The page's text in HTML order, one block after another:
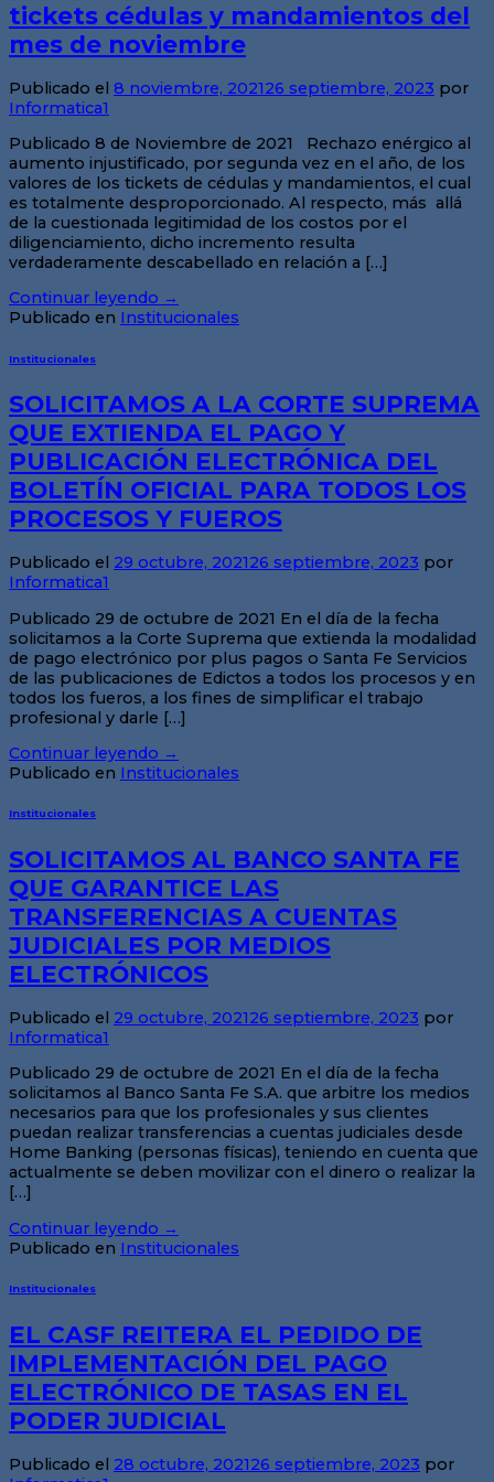
tickets cédulas y mandamientos del
mes de noviembre
Publicado el 8 noviembre, 202126 septiembre, 2023 por
Informatica1
Publicado 8 de Noviembre de 2021 Rechazo enérgico al
aumento injustificado, por segunda vez en el año, de los
valores de los tickets de cédulas y mandamientos, el cual
es totalmente desproporcionado. Al respecto, más allá
de la cuestionada legitimidad de los costos por el
diligenciamiento, dicho incremento resulta
verdaderamente descabellado en relación a […]
Continuar leyendo →
Publicado en Institucionales
Institucionales
SOLICITAMOS A LA CORTE SUPREMA
QUE EXTIENDA EL PAGO Y
PUBLICACIÓN ELECTRÓNICA DEL
BOLETÍN OFICIAL PARA TODOS LOS
PROCESOS Y FUEROS
Publicado el 29 octubre, 202126 septiembre, 2023 por
Informatica1
Publicado 29 de octubre de 2021 En el día de la fecha
solicitamos a la Corte Suprema que extienda la modalidad
de pago electrónico por plus pagos o Santa Fe Servicios
de las publicaciones de Edictos a todos los procesos y en
todos los fueros, a los fines de simplificar el trabajo
profesional y darle […]
Continuar leyendo →
Publicado en Institucionales
Institucionales
SOLICITAMOS AL BANCO SANTA FE
QUE GARANTICE LAS
TRANSFERENCIAS A CUENTAS
JUDICIALES POR MEDIOS
ELECTRÓNICOS
Publicado el 29 octubre, 202126 septiembre, 2023 por
Informatica1
Publicado 29 de octubre de 2021 En el día de la fecha
solicitamos al Banco Santa Fe S.A. que arbitre los medios
necesarios para que los profesionales y sus clientes
puedan realizar transferencias a cuentas judiciales desde
Home Banking (personas físicas), teniendo en cuenta que
actualmente se deben movilizar con el dinero o realizar la
[…]
Continuar leyendo →
Publicado en Institucionales
Institucionales
EL CASF REITERA EL PEDIDO DE
IMPLEMENTACIÓN DEL PAGO
ELECTRÓNICO DE TASAS EN EL
PODER JUDICIAL
Publicado el 28 octubre, 202126 septiembre, 2023 por